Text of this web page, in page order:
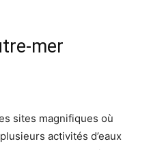
mer
sites magnifiques où
activités d’eaux